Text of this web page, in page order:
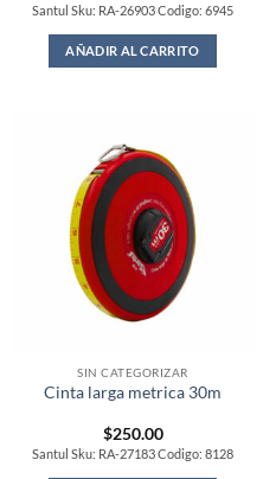
Santul Sku: RA-26903 Codigo: 6945
AÑADIR AL CARRITO
SIN CATEGORIZAR
Cinta larga metrica 30m
$250.00
Santul Sku: RA-27183 Codigo: 8128